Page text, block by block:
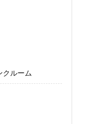
クルーム